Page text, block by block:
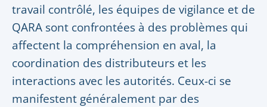
travail contrôlé, les équipes de vigilance et de
QARA sont confrontées à des problèmes qui
affectent la compréhension en aval, la
coordination des distributeurs et les
interactions avec les autorités. Ceux-ci se
manifestent généralement par des